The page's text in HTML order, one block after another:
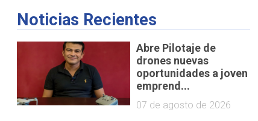
Noticias Recientes
Abre Pilotaje de
drones nuevas
oportunidades a joven
emprend...
07 de agosto de 2026